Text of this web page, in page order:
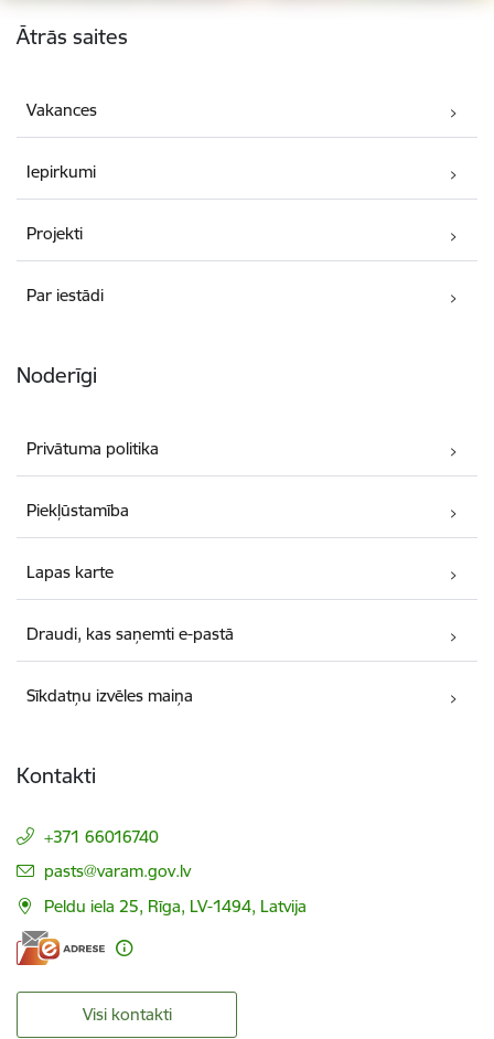
Kājene
Ātrās saites
Vakances
Iepirkumi
Projekti
Par iestādi
Noderīgi
Privātuma politika
Piekļūstamība
Lapas karte
Draudi, kas saņemti e-pastā
Sīkdatņu izvēles maiņa
Kontakti
+371 66016740
E-pasts:
pasts@varam.gov.lv
Peldu iela 25, Rīga, LV-1494, Latvija
Visi kontakti